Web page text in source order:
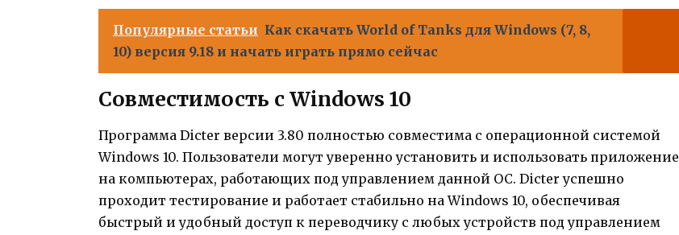
Популярные статьи Как скачать World of Tanks для Windows (7, 8,
10) версия 9.18 и начать играть прямо сейчас
Совместимость с Windows 10
Программа Dicter версии 3.80 полностью совместима с операционной системой
Windows 10. Пользователи могут уверенно установить и использовать приложение
на компьютерах, работающих под управлением данной ОС. Dicter успешно
проходит тестирование и работает стабильно на Windows 10, обеспечивая
быстрый и удобный доступ к переводчику с любых устройств под управлением